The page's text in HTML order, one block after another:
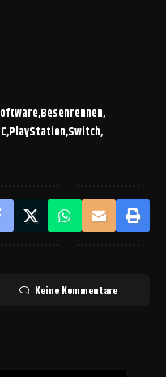
Besenrennen
PlayStation Switch
Keine Kommentare